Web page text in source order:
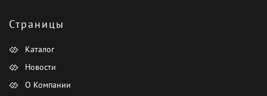
Страницы
Каталог
Новости
О Компании